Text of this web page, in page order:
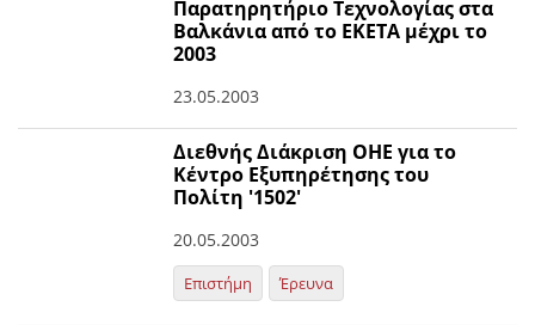
Παρατηρητήριο Τεχνολογίας στα
Βαλκάνια από το ΕΚΕΤΑ μέχρι το
2003
23.05.2003
Διεθνής Διάκριση ΟΗΕ για το
Κέντρο Εξυπηρέτησης του
Πολίτη '1502'
20.05.2003
Επιστήμη Έρευνα